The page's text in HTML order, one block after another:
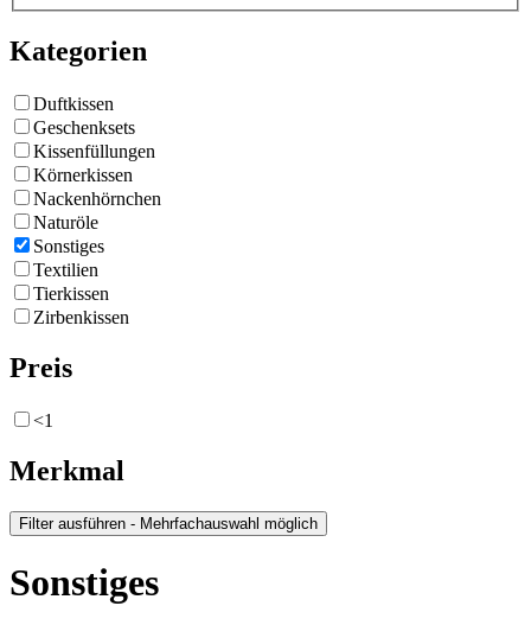
Kategorien
Duftkissen
Geschenksets
Kissenfüllungen
Körnerkissen
Nackenhörnchen
Naturöle
Sonstiges
Textilien
Tierkissen
Zirbenkissen
Preis
<1
Merkmal
Sonstiges